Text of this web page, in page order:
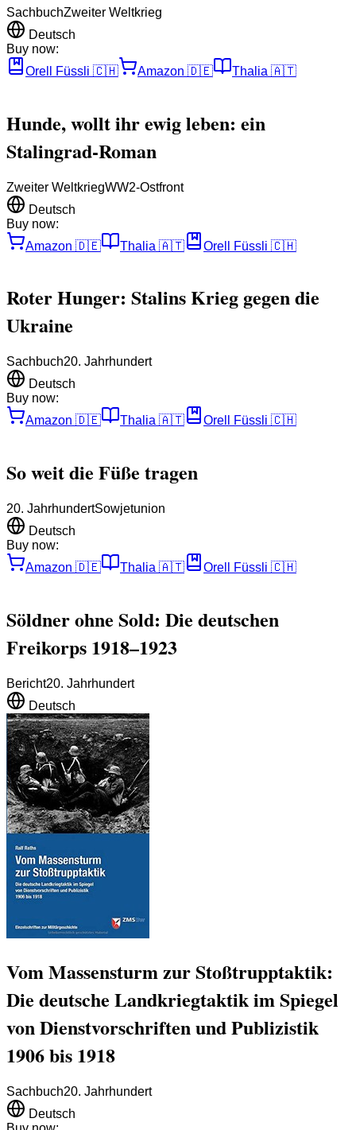
SachbuchZweiter Weltkrieg
Deutsch
Buy now:
Orell Füssli 🇨🇭 Amazon 🇩🇪 Thalia 🇦🇹
Hunde, wollt ihr ewig leben: ein
Stalingrad-Roman
Zweiter WeltkriegWW2-Ostfront
Deutsch
Buy now:
Amazon 🇩🇪 Thalia 🇦🇹 Orell Füssli 🇨🇭
Roter Hunger: Stalins Krieg gegen die
Ukraine
Sachbuch20. Jahrhundert
Deutsch
Buy now:
Amazon 🇩🇪 Thalia 🇦🇹 Orell Füssli 🇨🇭
So weit die Füße tragen
20. JahrhundertSowjetunion
Deutsch
Buy now:
Amazon 🇩🇪 Thalia 🇦🇹 Orell Füssli 🇨🇭
Söldner ohne Sold: Die deutschen
Freikorps 1918–1923
Bericht20. Jahrhundert
Deutsch
Vom Massensturm zur Stoßtrupptaktik:
Die deutsche Landkriegtaktik im Spiegel
von Dienstvorschriften und Publizistik
1906 bis 1918
Sachbuch20. Jahrhundert
Deutsch